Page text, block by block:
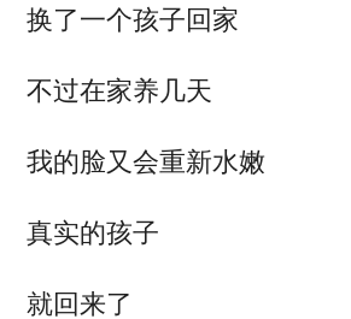
换了一个孩子回家
不过在家养几天
我的脸又会重新水嫩
真实的孩子
就回来了